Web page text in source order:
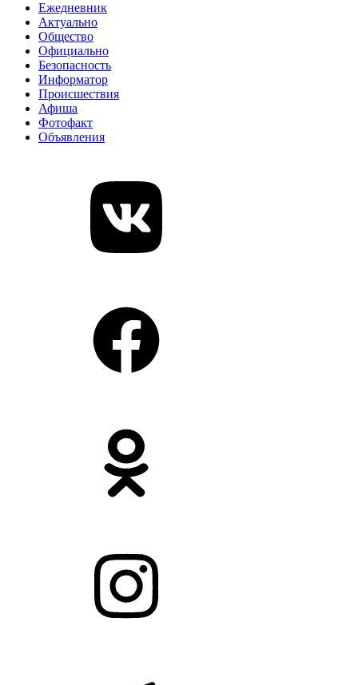
Ежедневник
Актуально
Общество
Официально
Безопасность
Информатор
Происшествия
Афиша
Фотофакт
Объявления